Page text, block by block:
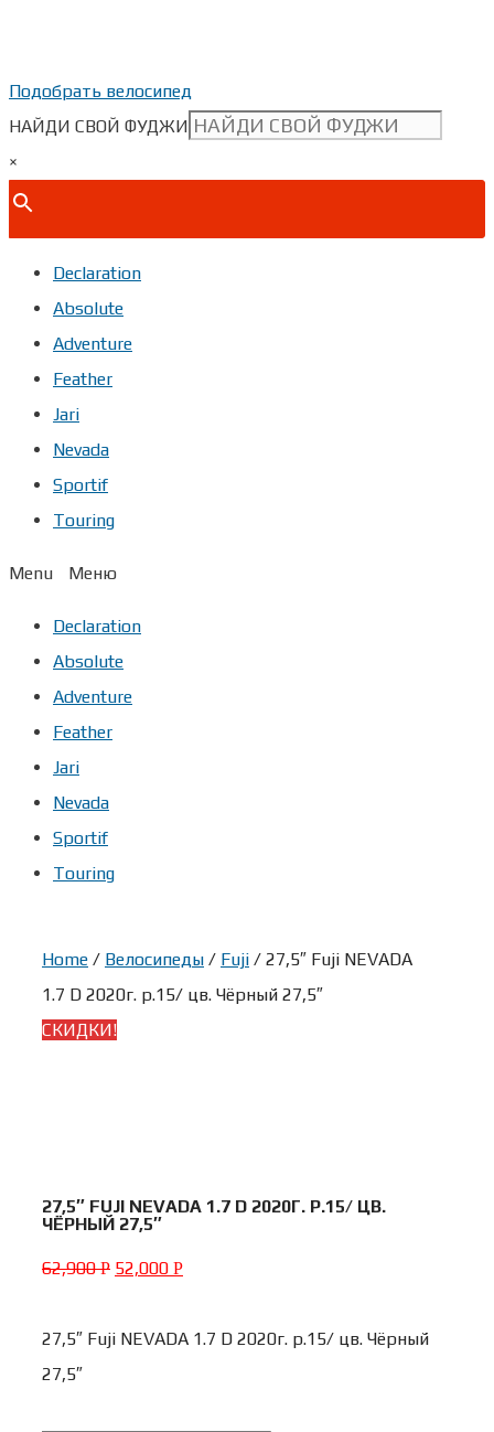
Подобрать велосипед
НАЙДИ СВОЙ ФУДЖИ
×
Declaration
Absolute
Adventure
Feather
Jari
Nevada
Sportif
Touring
Menu
Declaration
Absolute
Adventure
Feather
Jari
Nevada
Sportif
Touring
Home / Велосипеды / Fuji / 27,5″ Fuji NEVADA
1.7 D 2020г. р.15/ цв. Чёрный 27,5″
СКИДКИ!
27,5″ FUJI NEVADA 1.7 D 2020Г. Р.15/ ЦВ.
ЧЁРНЫЙ 27,5″
62,900Р 52,000 Р
27,5″ Fuji NEVADA 1.7 D 2020г. р.15/ цв. Чёрный
27,5″